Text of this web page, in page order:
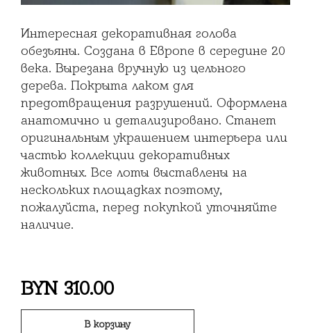
Интересная декоративная голова
обезьяны. Создана в Европе в середине 20
века. Вырезана вручную из цельного
дерева. Покрыта лаком для
предотвращения разрушений. Оформлена
анатомично и детализировано. Станет
оригинальным украшением интерьера или
частью коллекции декоративных
животных. Все лоты выставлены на
нескольких площадках поэтому,
пожалуйста, перед покупкой уточняйте
наличие.
BYN310.00
В корзину